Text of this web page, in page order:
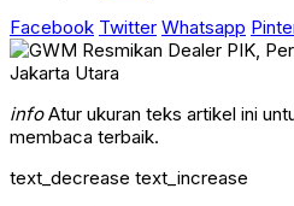
Facebook Twitter Whatsapp
infoAtur ukuran teks artikel ini
membaca terbaik.
text_decrease text_increase